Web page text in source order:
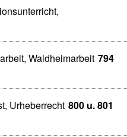
Waldheimarbeit 794
Urheberrecht 800 u. 801